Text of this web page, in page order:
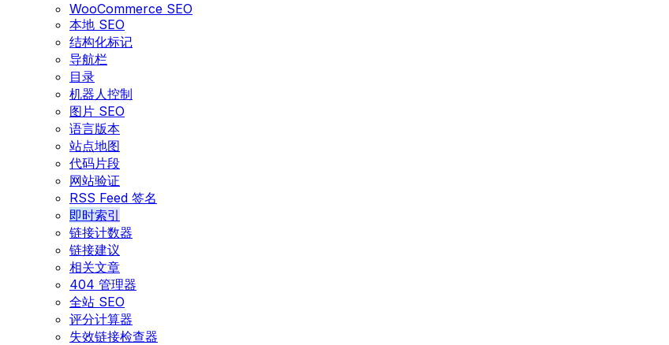
WooCommerce SEO
本地 SEO
结构化标记
导航栏
目录
机器人控制
图片 SEO
语言版本
站点地图
代码片段
网站验证
RSS Feed 签名
即时索引
链接计数器
链接建议
相关文章
404 管理器
全站 SEO
评分计算器
失效链接检查器